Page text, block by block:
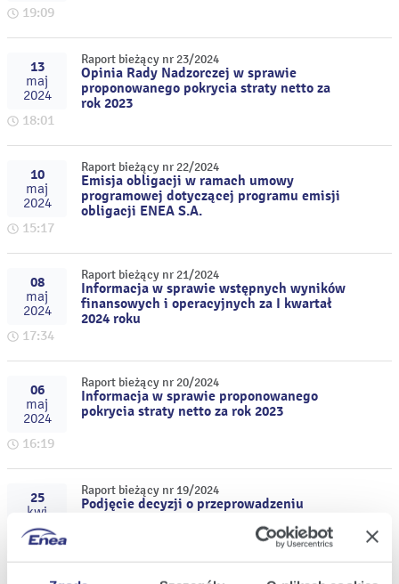
19:09
13
maj
2024
18:01
Raport bieżący nr 23/2024
Opinia Rady Nadzorczej w sprawie
proponowanego pokrycia straty netto za
rok 2023
10
maj
2024
15:17
Raport bieżący nr 22/2024
Emisja obligacji w ramach umowy
programowej dotyczącej programu emisji
obligacji ENEA S.A.
08
maj
2024
17:34
Raport bieżący nr 21/2024
Informacja w sprawie wstępnych wyników
finansowych i operacyjnych za I kwartał
2024 roku
06
maj
2024
16:19
Raport bieżący nr 20/2024
Informacja w sprawie proponowanego
pokrycia straty netto za rok 2023
25
kwi
2024
16:55
Raport bieżący nr 19/2024
Podjęcie decyzji o przeprowadzeniu